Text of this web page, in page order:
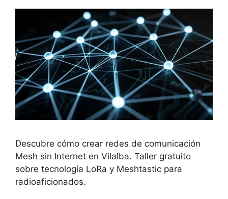
Descubre cómo crear redes de comunicación
Mesh sin Internet en Vilalba. Taller gratuito
sobre tecnología LoRa y Meshtastic para
radioaficionados.